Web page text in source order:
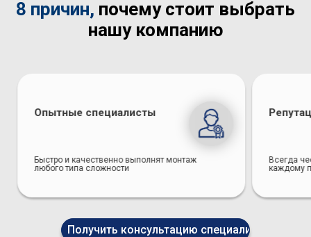
8 причин, почему стоит выбрать
нашу компанию
Получить консультацию специалиста
Опытные специалисты
Быстро и качественно выполнят монтаж
любого типа сложности
Всегда
каждому